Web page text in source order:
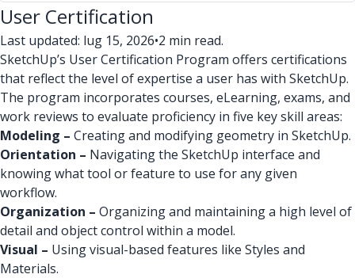
User Certification
Last updated: lug 15, 2026•2 min read.
SketchUp’s User Certification Program offers certifications
that reflect the level of expertise a user has with SketchUp.
The program incorporates courses, eLearning, exams, and
work reviews to evaluate proficiency in five key skill areas:
Modeling – Creating and modifying geometry in SketchUp.
Orientation – Navigating the SketchUp interface and
knowing what tool or feature to use for any given
workflow.
Organization – Organizing and maintaining a high level of
detail and object control within a model.
Visual – Using visual-based features like Styles and
Materials.